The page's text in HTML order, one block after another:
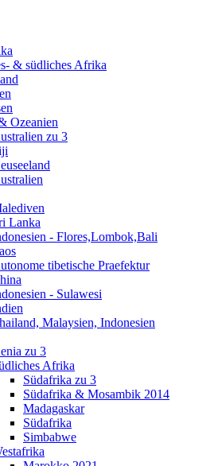
& südliches Afrika
Ozeanien
zu 3
Lanka
- Flores,Lombok,Bali
tibetische Praefektur
- Sulawesi
Malaysien, Indonesien
zu 3
Afrika
Südafrika zu 3
Südafrika & Mosambik 2014
Madagaskar
Südafrika
Simbabwe